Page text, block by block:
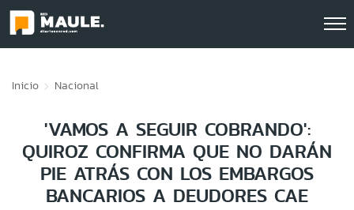
Inicio Nacional
'VAMOS A SEGUIR COBRANDO':
QUIROZ CONFIRMA QUE NO DARÁN
PIE ATRÁS CON LOS EMBARGOS
BANCARIOS A DEUDORES CAE